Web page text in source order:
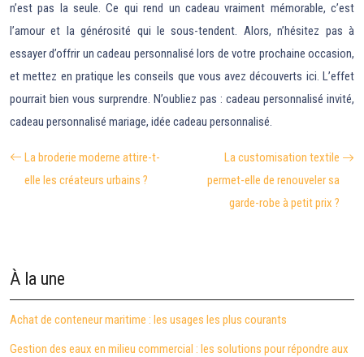
n’est pas la seule. Ce qui rend un cadeau vraiment mémorable, c’est
l’amour et la générosité qui le sous-tendent. Alors, n’hésitez pas à
essayer d’offrir un cadeau personnalisé lors de votre prochaine occasion,
et mettez en pratique les conseils que vous avez découverts ici. L’effet
pourrait bien vous surprendre. N’oubliez pas : cadeau personnalisé invité,
cadeau personnalisé mariage, idée cadeau personnalisé.
La broderie moderne attire-t-
elle les créateurs urbains ?
La customisation textile
permet-elle de renouveler sa
garde-robe à petit prix ?
À la une
Achat de conteneur maritime : les usages les plus courants
Gestion des eaux en milieu commercial : les solutions pour répondre aux